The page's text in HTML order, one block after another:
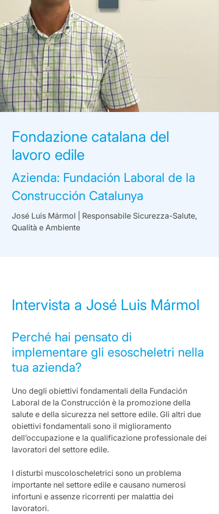
Fondazione catalana del
lavoro edile
Azienda: Fundación Laboral de la
Construcción Catalunya
José Luis Mármol | Responsabile Sicurezza-Salute,
Qualità e Ambiente
Intervista a José Luis Mármol
Perché hai pensato di
implementare gli esoscheletri nella
tua azienda?
Uno degli obiettivi fondamentali della Fundación
Laboral de la Construcción è la promozione della
salute e della sicurezza nel settore edile. Gli altri due
obiettivi fondamentali sono il miglioramento
dell’occupazione e la qualificazione professionale dei
lavoratori del settore edile.
I disturbi muscoloscheletrici sono un problema
importante nel settore edile e causano numerosi
infortuni e assenze ricorrenti per malattia dei
lavoratori.